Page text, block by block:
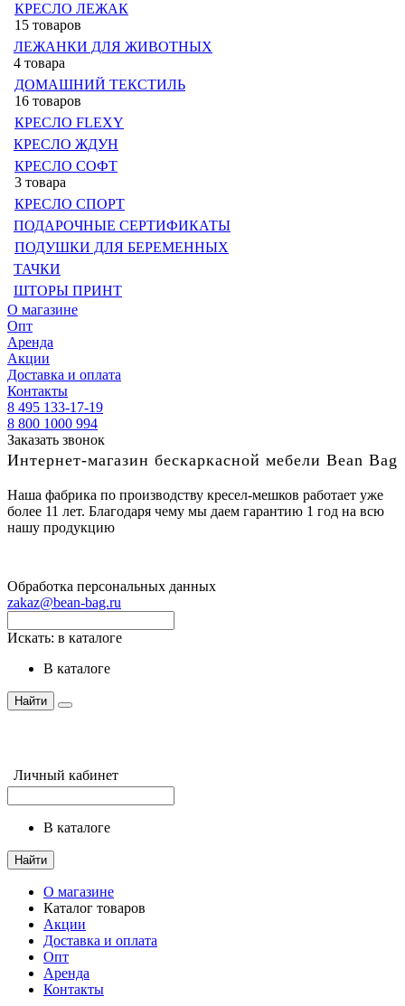
КРЕСЛО ЛЕЖАК
15 товаров
ЛЕЖАНКИ ДЛЯ ЖИВОТНЫХ
4 товара
ДОМАШНИЙ ТЕКСТИЛЬ
16 товаров
КРЕСЛО FLEXY
КРЕСЛО ЖДУН
КРЕСЛО СОФТ
3 товара
КРЕСЛО СПОРТ
ПОДАРОЧНЫЕ СЕРТИФИКАТЫ
ПОДУШКИ ДЛЯ БЕРЕМЕННЫХ
ТАЧКИ
ШТОРЫ ПРИНТ
О магазине
Опт
Аренда
Акции
Доставка и оплата
Контакты
8 495 133-17-19
8 800 1000 994
Заказать звонок
Интернет-магазин бескаркасной мебели Bean Bag
Наша фабрика по производству кресел-мешков работает уже
более 11 лет. Благодаря чему мы даем гарантию 1 год на всю
нашу продукцию
Обработка персональных данных
zakaz@bean-bag.ru
Искать: в каталоге
в каталоге
Найти
Личный кабинет
в каталоге
Найти
О магазине
Каталог товаров
Акции
Доставка и оплата
Опт
Аренда
Контакты